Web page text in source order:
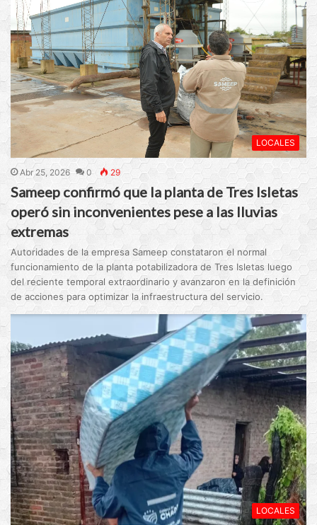
LOCALES
Abr 25, 2026 0 29
Sameep confirmó que la planta de Tres Isletas
operó sin inconvenientes pese a las lluvias
extremas
Autoridades de la empresa Sameep constataron el normal
funcionamiento de la planta potabilizadora de Tres Isletas luego
del reciente temporal extraordinario y avanzaron en la definición
de acciones para optimizar la infraestructura del servicio.
LOCALES